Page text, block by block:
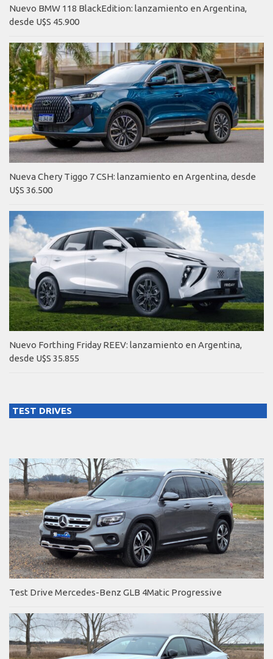
Nuevo BMW 118 BlackEdition: lanzamiento en Argentina,
desde U$S 45.900
Nueva Chery Tiggo 7 CSH: lanzamiento en Argentina, desde
U$S 36.500
Nuevo Forthing Friday REEV: lanzamiento en Argentina,
desde U$S 35.855
TEST DRIVES
Test Drive Mercedes-Benz GLB 4Matic Progressive